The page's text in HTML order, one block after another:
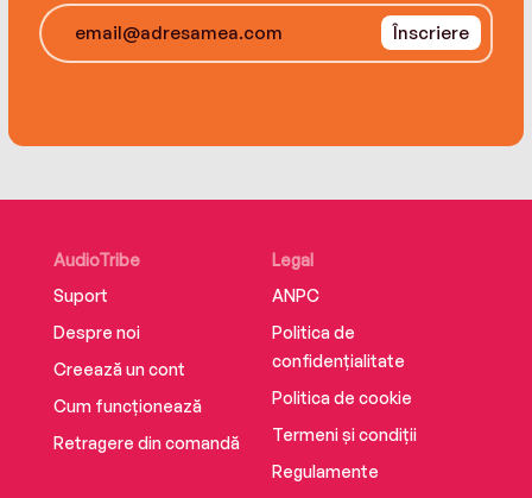
novel,Shadows of Pecan Hollowis a hauntingly
intimate and distinctly original debut about the
Înscriere
AudioTribe
Suport
Despre noi
Creează un cont
Cum funcționează
Retragere din comandă
Legal
ANPC
Politica de
confidențialitate
Politica de cookie
Termeni și condiții
Regulamente